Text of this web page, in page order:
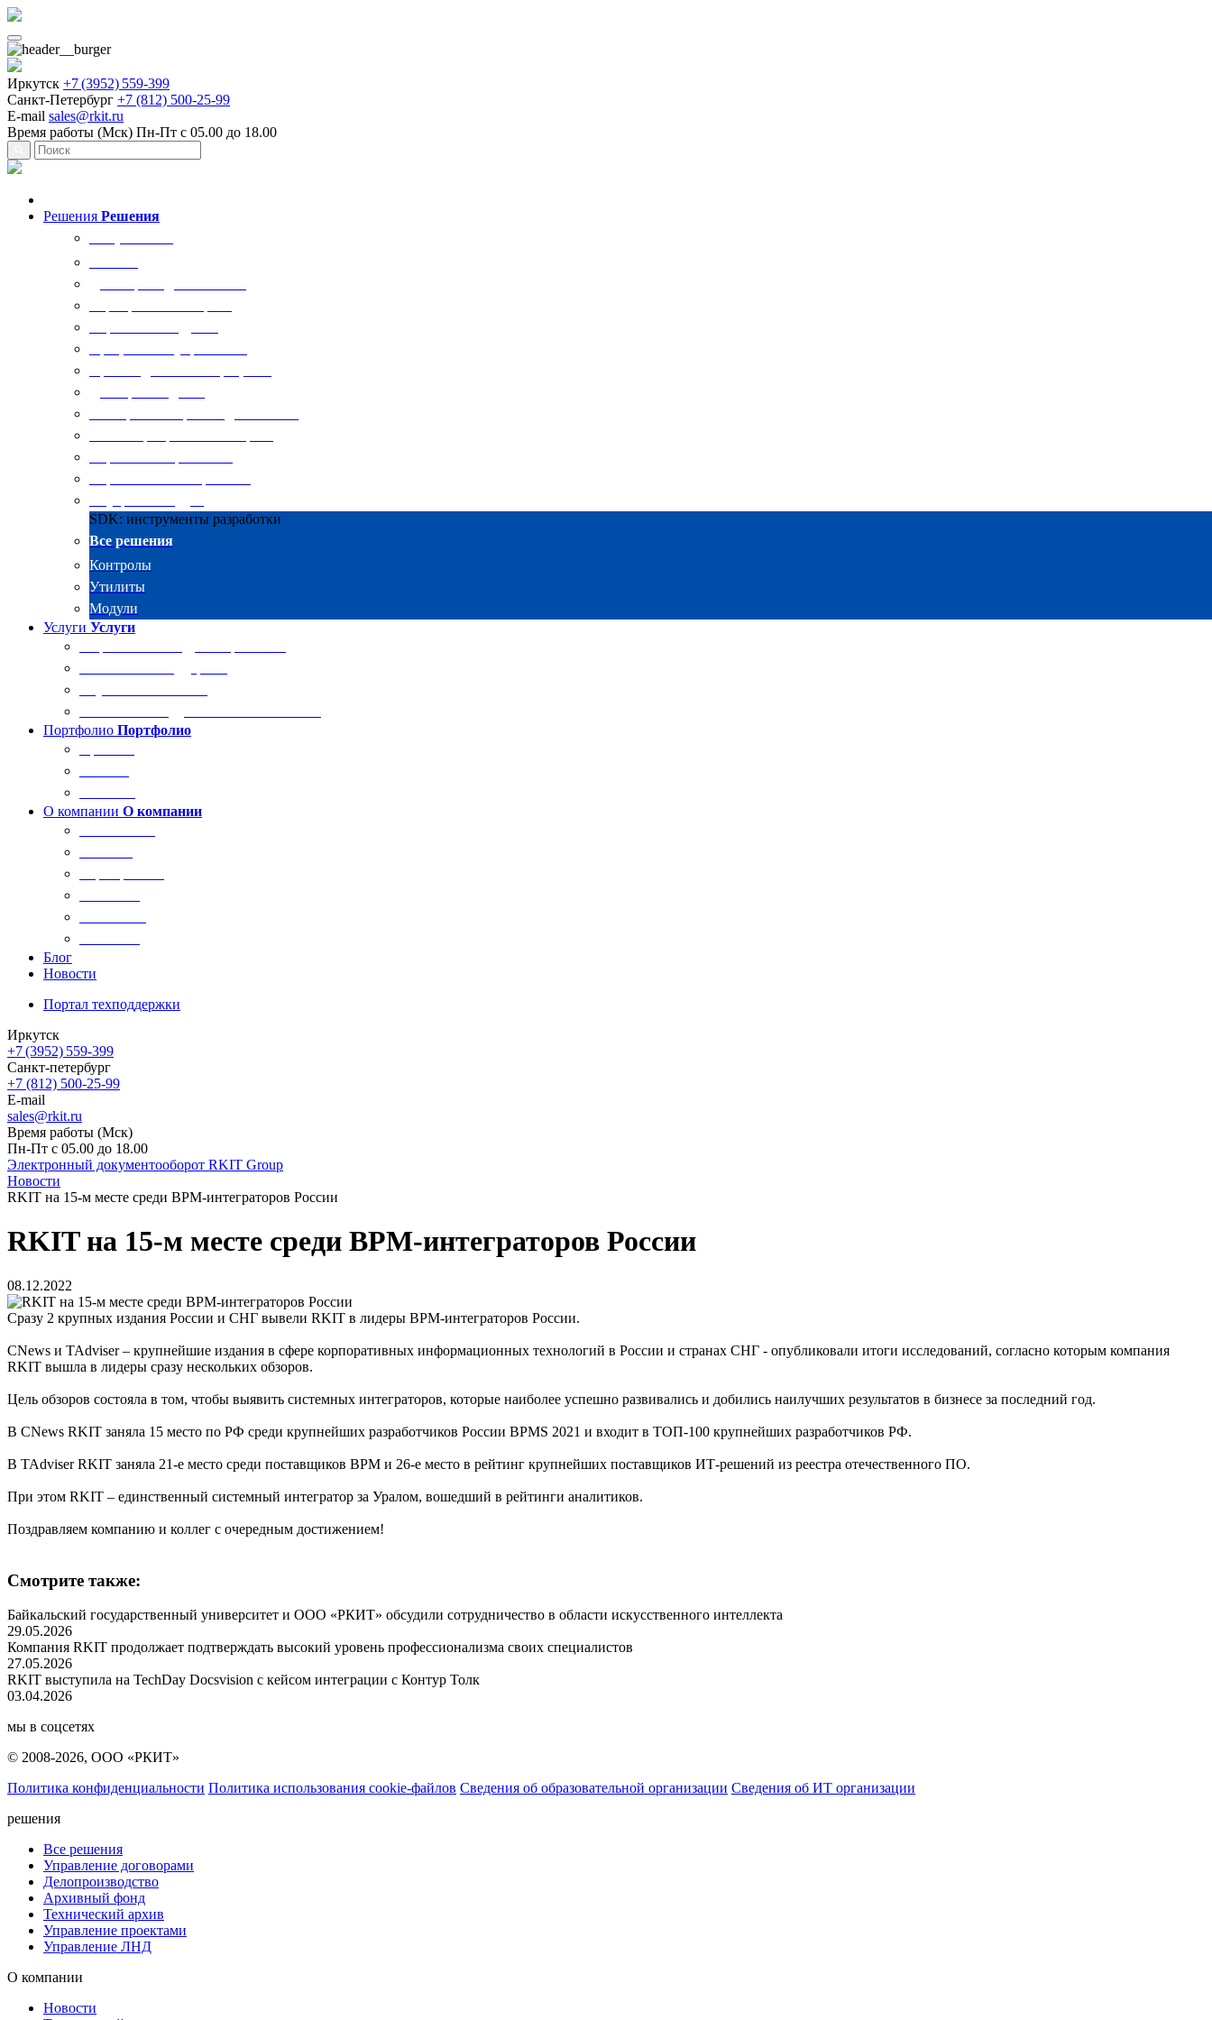
Иркутск +7 (3952) 559-399
Санкт-Петербург +7 (812) 500-25-99
E-mail sales@rkit.ru
Время работы (Мск) Пн-Пт с 05.00 до 18.00
Решения Решения
SDK: инструменты разработки
Все решения
Контролы
Утилиты
Модули
Услуги Услуги
Портфолио Портфолио
О компании О компании
Блог
Новости
Портал техподдержки
Иркутск
+7 (3952) 559-399
Санкт-петербург
+7 (812) 500-25-99
E-mail
sales@rkit.ru
Время работы (Мск)
Пн-Пт с 05.00 до 18.00
Электронный документооборот RKIT Group
Новости
RKIT на 15-м месте среди BPM-интеграторов России
RKIT на 15-м месте среди BPM-интеграторов России
08.12.2022
Сразу 2 крупных издания России и СНГ вывели RKIT в лидеры BPM-интеграторов России.
CNews и TAdviser – крупнейшие издания в сфере корпоративных информационных технологий в России и странах СНГ - опубликовали итоги исследований, согласно которым компания
RKIT вышла в лидеры сразу нескольких обзоров.
Цель обзоров состояла в том, чтобы выявить системных интеграторов, которые наиболее успешно развивались и добились наилучших результатов в бизнесе за последний год.
В CNews RKIT заняла 15 место по РФ среди крупнейших разработчиков России BPMS 2021 и входит в ТОП-100 крупнейших разработчиков РФ.
В TAdviser RKIT заняла 21-е место среди поставщиков BPM и 26-е место в рейтинг крупнейших поставщиков ИТ-решений из реестра отечественного ПО.
При этом RKIT – единственный системный интегратор за Уралом, вошедший в рейтинги аналитиков.
Поздравляем компанию и коллег с очередным достижением!
Смотрите также:
Байкальский государственный университет и ООО «РКИТ» обсудили сотрудничество в области искусственного интеллекта
29.05.2026
Компания RKIT продолжает подтверждать высокий уровень профессионализма своих специалистов
27.05.2026
RKIT выступила на TechDay Docsvision с кейсом интеграции с Контур Толк
03.04.2026
мы в соцсетях
© 2008-2026, ООО «РКИТ»
Политика конфиденциальности Политика использования cookie-файлов Сведения об образовательной организации Сведения об ИТ организации
решения
Все решения
Управление договорами
Делопроизводство
Архивный фонд
Технический архив
Управление проектами
Управление ЛНД
О компании
Новости